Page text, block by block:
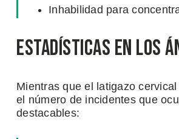
Inhabilidad para
Estadísticas en Los
Mientras que el latigazo
el número de incidentes que
destacables: